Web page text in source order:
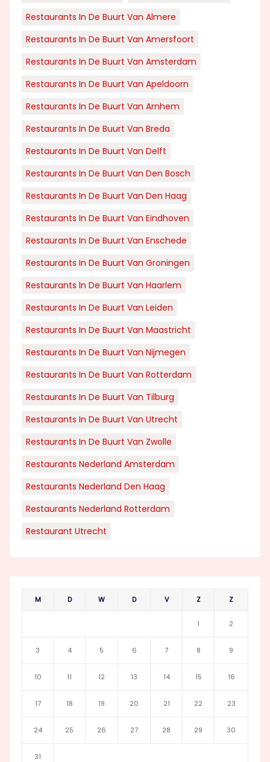
Restaurants In De Buurt Van Almere
Restaurants In De Buurt Van Amersfoort
Restaurants In De Buurt Van Amsterdam
Restaurants In De Buurt Van Apeldoorn
Restaurants In De Buurt Van Arnhem
Restaurants In De Buurt Van Breda
Restaurants In De Buurt Van Delft
Restaurants In De Buurt Van Den Bosch
Restaurants In De Buurt Van Den Haag
Restaurants In De Buurt Van Eindhoven
Restaurants In De Buurt Van Enschede
Restaurants In De Buurt Van Groningen
Restaurants In De Buurt Van Haarlem
Restaurants In De Buurt Van Leiden
Restaurants In De Buurt Van Maastricht
Restaurants In De Buurt Van Nijmegen
Restaurants In De Buurt Van Rotterdam
Restaurants In De Buurt Van Tilburg
Restaurants In De Buurt Van Utrecht
Restaurants In De Buurt Van Zwolle
Restaurants Nederland Amsterdam
Restaurants Nederland Den Haag
Restaurants Nederland Rotterdam
Restaurant Utrecht
M D W D V Z Z
1 2
3 4 5 6 7 8 9
10 11 12 13 14 15 16
17 18 19 20 21 22 23
24 25 26 27 28 29 30
31